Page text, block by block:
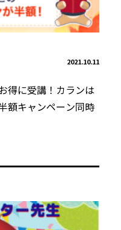
2021.10.11
得に受講！カランは
額キャンペーン同時